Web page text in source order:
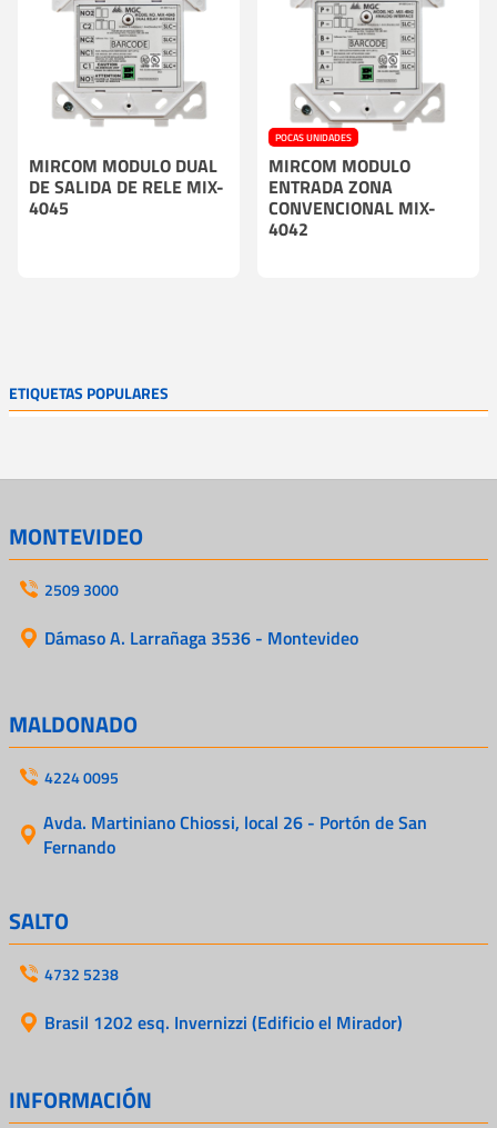
MIRCOM MODULO DUAL
DE SALIDA DE RELE MIX-
4045
POCAS UNIDADES
MIRCOM MODULO
ENTRADA ZONA
CONVENCIONAL MIX-
4042
ETIQUETAS POPULARES
MONTEVIDEO
2509 3000
Dámaso A. Larrañaga 3536 - Montevideo
MALDONADO
4224 0095
Avda. Martiniano Chiossi, local 26 - Portón de San
Fernando
SALTO
4732 5238
Brasil 1202 esq. Invernizzi (Edificio el Mirador)
INFORMACIÓN